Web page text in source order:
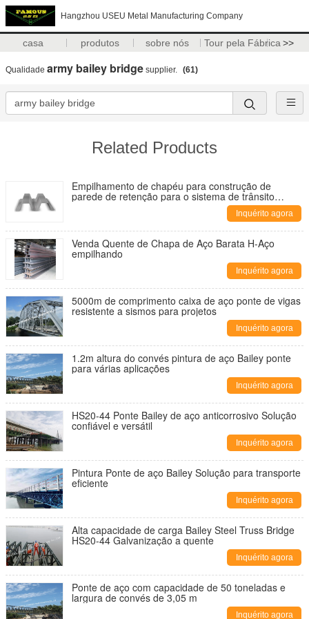
Hangzhou USEU Metal Manufacturing Company
casa produtos sobre nós Tour pela Fábrica >>
Qualidade army bailey bridge supplier. (61)
Related Products
Empilhamento de chapéu para construção de
parede de retenção para o sistema de trânsito
Inquérito agora
Venda Quente de Chapa de Aço Barata H-Aço
empilhando
Inquérito agora
5000m de comprimento caixa de aço ponte de vigas
resistente a sismos para projetos
Inquérito agora
1.2m altura do convés pintura de aço Bailey ponte
para várias aplicações
Inquérito agora
HS20-44 Ponte Bailey de aço anticorrosivo Solução
confiável e versátil
Inquérito agora
Pintura Ponte de aço Bailey Solução para transporte
eficiente
Inquérito agora
Alta capacidade de carga Bailey Steel Truss Bridge
HS20-44 Galvanização a quente
Inquérito agora
Ponte de aço com capacidade de 50 toneladas e
largura de convés de 3,05 m
Inquérito agora